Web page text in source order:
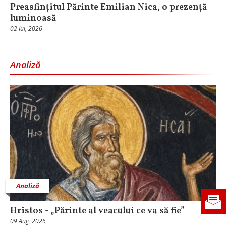
Preasfințitul Părinte Emilian Nica, o prezență
luminoasă
02 Iul, 2026
Analiză
Analiză
Hristos - „Părinte al veacului ce va să fie”
09 Aug, 2026